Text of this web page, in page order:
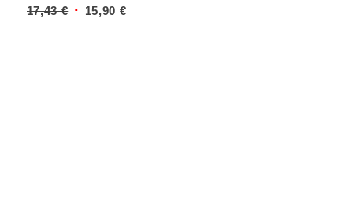
17,43€ Ursprünglicher
15,90 €Aktueller